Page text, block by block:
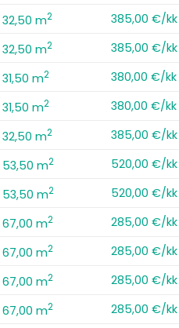
32,50 m2
385,00 €/kk
32,50 m2
385,00 €/kk
31,50 m2
380,00 €/kk
31,50 m2
380,00 €/kk
32,50 m2
385,00 €/kk
53,50 m2
520,00 €/kk
53,50 m2
520,00 €/kk
67,00 m2
285,00 €/kk
67,00 m2
285,00 €/kk
67,00 m2
285,00 €/kk
67,00 m2
285,00 €/kk